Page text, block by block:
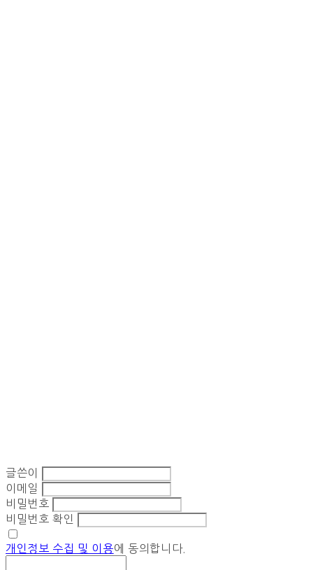
글쓴이
이메일
비밀번호
비밀번호 확인
개인정보 수집 및 이용에 동의합니다.